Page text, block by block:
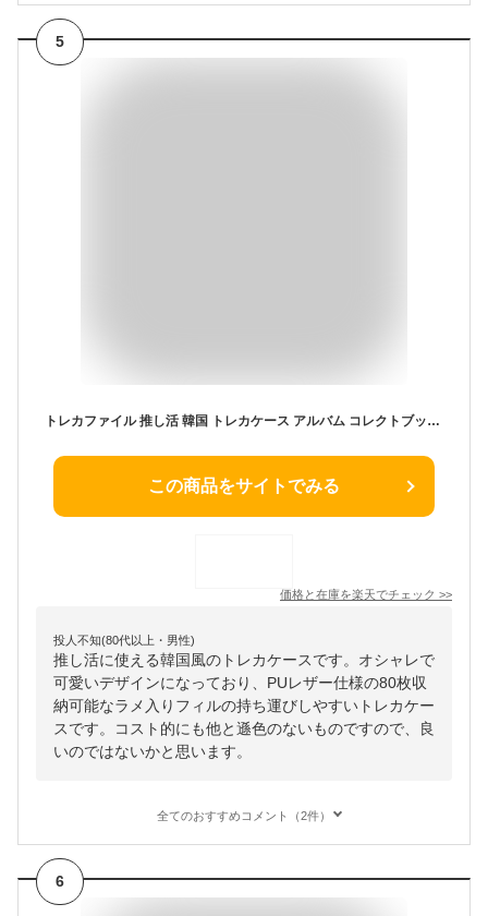
5
トレカファイル 推し活 韓国 トレカケース アルバム コレクトブック トレカ ファイル ケース 韓国 可愛い アイドル バインダー A5 コレクトブック オタ活 ヲタ活 A5 6穴 クリアファイル 収納 デコ チェキ 送料無料
この商品をサイトでみる
価格と在庫を楽天でチェック >>
投人不知(80代以上・男性)
推し活に使える韓国風のトレカケースです。オシャレで
可愛いデザインになっており、PUレザー仕様の80枚収
納可能なラメ入りフィルの持ち運びしやすいトレカケー
スです。コスト的にも他と遜色のないものですので、良
いのではないかと思います。
全てのおすすめコメント（2件）
6